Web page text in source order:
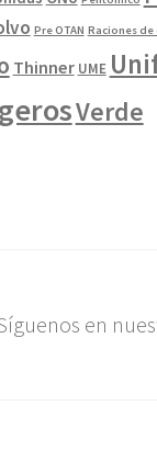
Pre OTAN Raciones
Thinner UME
Verde
en